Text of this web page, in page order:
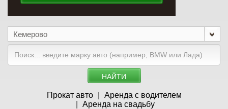
Кемерово
НАЙТИ
Прокат авто
Аренда с водителем
Аренда на свадьбу